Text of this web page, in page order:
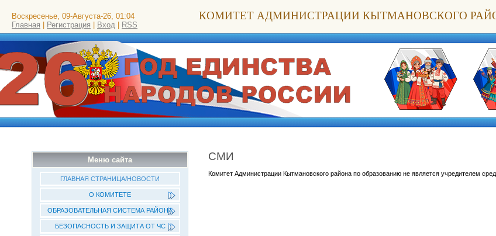
КОМИТЕТ АДМИНИСТРАЦИИ КЫТМАНОВСКОГО
Воскресенье, 09-Августа-26, 01:04
Главная
Регистрация Вход RSS
Меню сайта
ГЛАВНАЯ СТРАНИЦА/НОВОСТИ
О КОМИТЕТЕ
ОБРАЗОВАТЕЛЬНАЯ СИСТЕМА РАЙОНА
БЕЗОПАСНОСТЬ И ЗАЩИТА ОТ ЧС
СМИ
Комитет Администрации Кытмановского района по образованию не является учредителем